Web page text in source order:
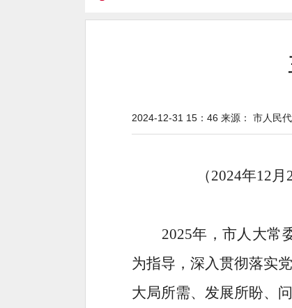
2024-12-31 15：46 来源： 市人民
（2024年12月
2025年，市人大常
为指导，深入贯彻落实
大局所需、发展所盼、